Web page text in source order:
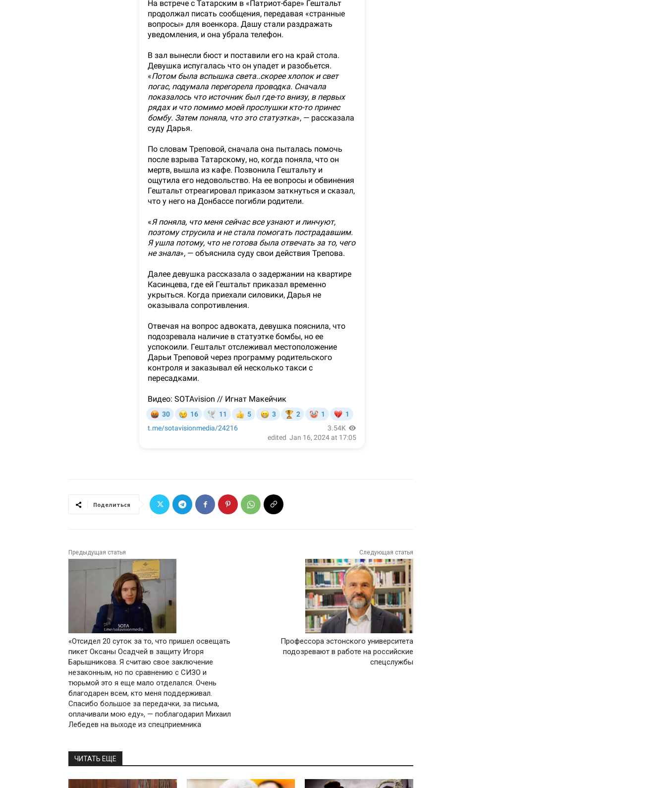
Поделиться
Предыдущая статья
«Отсидел 20 суток за то, что пришел освещать
пикет Оксаны Осадчей в защиту Игоря
Барышникова. Я считаю свое заключение
незаконным, но по сравнению с СИЗО и
тюрьмой это я еще мало отделался. Очень
благодарен всем, кто меня поддерживал.
Спасибо большое за передачки, за письма,
оплачивали мою еду», — поблагодарил Михаил
Лебедев на выходе из спецприемника
Следующая статья
Профессора эстонского университета
подозревают в работе на российские
спецслужбы
ЧИТАТЬ ЕЩЕ